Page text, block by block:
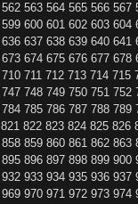
562 563 564 565 566 567
599 600 601 602 603 604
636 637 638 639 640 641
673 674 675 676 677 678
710 711 712 713 714 715
747 748 749 750 751 752
784 785 786 787 788 789
821 822 823 824 825 826
858 859 860 861 862 863
895 896 897 898 899 900
932 933 934 935 936 937
969 970 971 972 973 974